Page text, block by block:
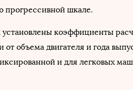
шкале.
коэффициенты
объема двигателя и года
и для легковых